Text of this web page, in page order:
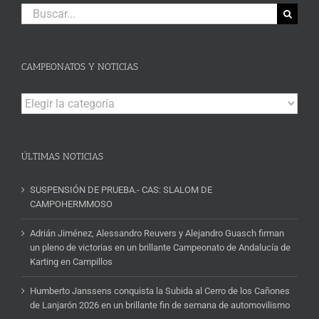
Buscar:
CAMPEONATOS Y NOTICIAS
Campeonatos
y
ÚLTIMAS NOTICIAS
SUSPENSIÓN DE PRUEBA.- CAS: SLALOM DE
CAMPOHERMMOSO
Adrián Jiménez, Alessandro Reuvers y Alejandro Guasch firman
un pleno de victorias en un brillante Campeonato de Andalucía de
Karting en Campillos
Humberto Janssens conquista la Subida al Cerro de los Cañones
de Lanjarón 2026 en un brillante fin de semana de automovilismo